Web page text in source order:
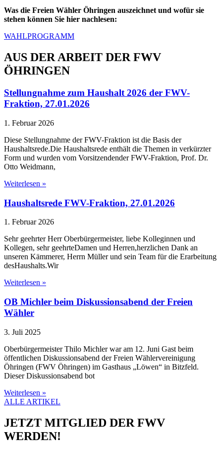
Was die Freien Wähler Öhringen auszeichnet und wofür sie
stehen können Sie hier nachlesen:
WAHLPROGRAMM
AUS DER ARBEIT DER FWV
ÖHRINGEN
Stellungnahme zum Haushalt 2026 der FWV-
Fraktion, 27.01.2026
1. Februar 2026
Diese Stellungnahme der FWV-Fraktion ist die Basis der
Haushaltsrede.Die Haushaltsrede enthält die Themen in verkürzter
Form und wurden vom Vorsitzendender FWV-Fraktion, Prof. Dr.
Otto Weidmann,
Weiterlesen »
Haushaltsrede FWV-Fraktion, 27.01.2026
1. Februar 2026
Sehr geehrter Herr Oberbürgermeister, liebe Kolleginnen und
Kollegen, sehr geehrteDamen und Herren,herzlichen Dank an
unseren Kämmerer, Herrn Müller und sein Team für die Erarbeitung
desHaushalts.Wir
Weiterlesen »
OB Michler beim Diskussionsabend der Freien
Wähler
3. Juli 2025
Oberbürgermeister Thilo Michler war am 12. Juni Gast beim
öffentlichen Diskussionsabend der Freien Wählervereinigung
Öhringen (FWV Öhringen) im Gasthaus „Löwen“ in Bitzfeld.
Dieser Diskussionsabend bot
Weiterlesen »
ALLE ARTIKEL
JETZT MITGLIED DER FWV
WERDEN!